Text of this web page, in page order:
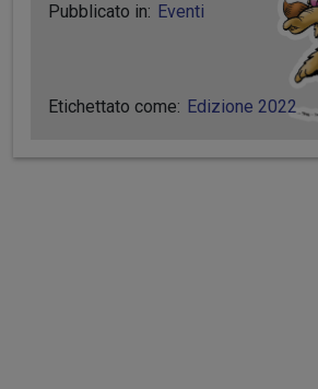
Pubblicato in: Eventi
Etichettato come: Edizione 2022